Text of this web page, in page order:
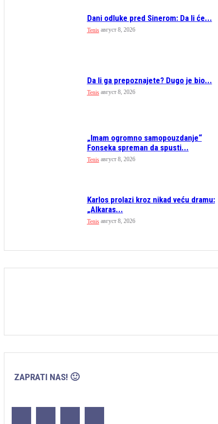
Dani odluke pred Sinerom: Da li će...
Tenis август 8, 2026
Da li ga prepoznajete? Dugo je bio...
Tenis август 8, 2026
„Imam ogromno samopouzdanje“
Fonseka spreman da spusti...
Tenis август 8, 2026
Karlos prolazi kroz nikad veću dramu:
„Alkaras...
Tenis август 8, 2026
ZAPRATI NAS! 🙂